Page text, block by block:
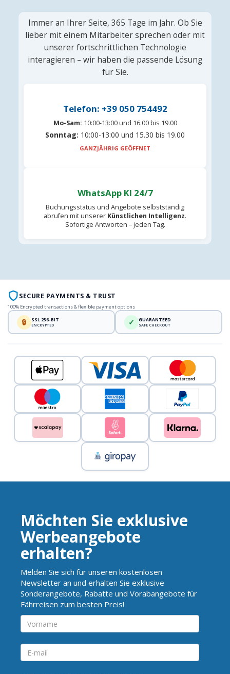
Immer an Ihrer Seite, 365 Tage im Jahr. Ob Sie
lieber mit einem Mitarbeiter sprechen oder mit
unserer fortschrittlichen Technologie
interagieren – wir haben die passende Lösung
für Sie.
Telefon: +39 050 754492
Mo-Sam: 10:00-13:00 und 16.00 bis 19.00
Sonntag: 10:00-13:00 und 15.30 bis 19.00
GANZJÄHRIG GEÖFFNET
WhatsApp KI 24/7
Buchungsstatus und Angebote selbstständig
abrufen mit unserer Künstlichen Intelligenz.
Sofortige Antworten – jeden Tag.
SECURE PAYMENTS & TRUST
100% Encrypted transactions & flexible payment options
🔒 SSL 256-BIT
ENCRYPTED ✓ GUARANTEED
SAFE CHECKOUT
Möchten Sie exklusive
Werbeangebote
erhalten?
Melden Sie sich für unseren kostenlosen
Newsletter an und erhalten Sie exklusive
Sonderangebote, Rabatte und Vorabangebote für
Fährreisen zum besten Preis!